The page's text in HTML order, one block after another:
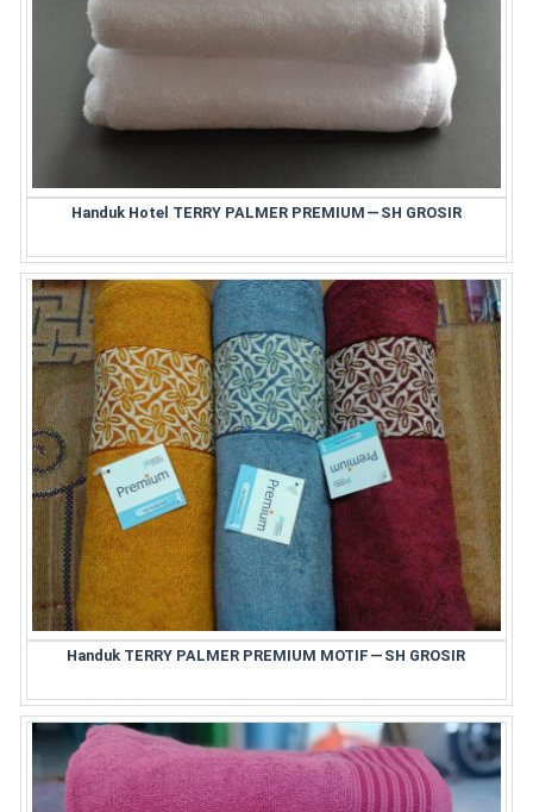
Handuk Hotel TERRY PALMER PREMIUM — SH GROSIR
Handuk TERRY PALMER PREMIUM MOTIF — SH GROSIR